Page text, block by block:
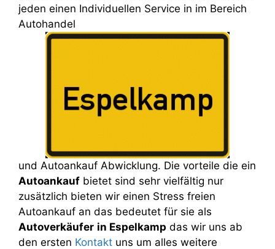
jeden einen Individuellen Service in im Bereich
Autohandel
und Autoankauf Abwicklung. Die vorteile die ein
Autoankauf bietet sind sehr vielfältig nur
zusätzlich bieten wir einen Stress freien
Autoankauf an das bedeutet für sie als
Autoverkäufer in Espelkamp das wir uns ab
den ersten Kontakt uns um alles weitere